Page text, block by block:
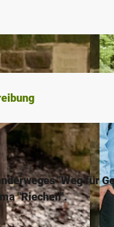
"Weg für
"Riechen".